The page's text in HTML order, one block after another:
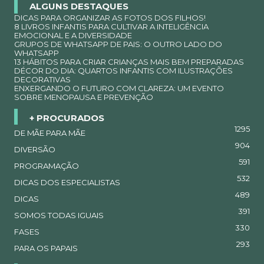
ALGUNS DESTAQUES
DICAS PARA ORGANIZAR AS FOTOS DOS FILHOS!
8 LIVROS INFANTIS PARA CULTIVAR A INTELIGÊNCIA
EMOCIONAL E A DIVERSIDADE
GRUPOS DE WHATSAPP DE PAIS: O OUTRO LADO DO
WHATSAPP
13 HÁBITOS PARA CRIAR CRIANÇAS MAIS BEM PREPARADAS
DÉCOR DO DIA: QUARTOS INFANTIS COM ILUSTRAÇÕES
DECORATIVAS
ENXERGANDO O FUTURO COM CLAREZA: UM EVENTO
SOBRE MENOPAUSA E PREVENÇÃO
+ PROCURADOS
DE MÃE PARA MÃE 1295
DIVERSÃO 904
PROGRAMAÇÃO 591
DICAS DOS ESPECIALISTAS 532
DICAS 489
SOMOS TODAS IGUAIS 391
FASES 330
PARA OS PAPAIS 293